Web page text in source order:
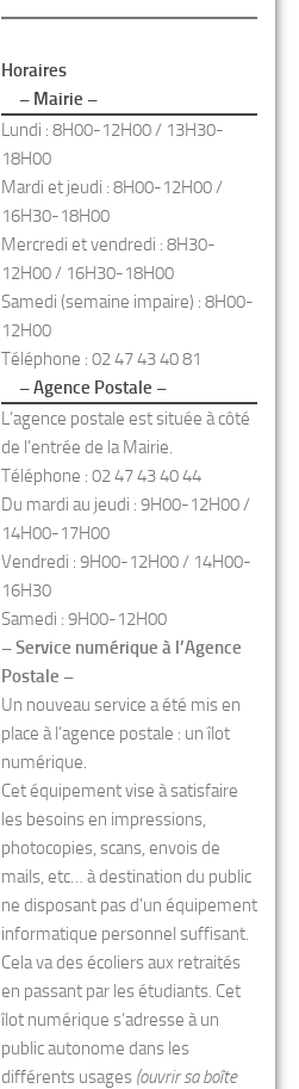
Horaires
– Mairie –
Lundi : 8H00-12H00 / 13H30-
18H00
Mardi et jeudi : 8H00-12H00 /
16H30-18H00
Mercredi et vendredi : 8H30-
12H00 / 16H30-18H00
Samedi (semaine impaire) : 8H00-
12H00
Téléphone : 02 47 43 40 81
– Agence Postale –
L’agence postale est située à côté
de l’entrée de la Mairie.
Téléphone : 02 47 43 40 44
Du mardi au jeudi : 9H00-12H00 /
14H00-17H00
Vendredi : 9H00-12H00 / 14H00-
16H30
Samedi : 9H00-12H00
– Service numérique à l’Agence
Postale –
Un nouveau service a été mis en
place à l’agence postale : un îlot
numérique.
Cet équipement vise à satisfaire
les besoins en impressions,
photocopies, scans, envois de
mails, etc… à destination du public
ne disposant pas d’un équipement
informatique personnel suffisant.
Cela va des écoliers aux retraités
en passant par les étudiants. Cet
îlot numérique s’adresse à un
public autonome dans les
différents usages (ouvrir sa boîte